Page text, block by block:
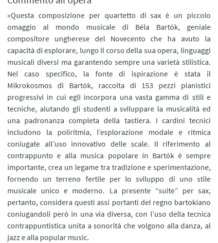
«Questa composizione per quartetto di sax è un piccolo
omaggio al mondo musicale di Béla Bartók, geniale
compositore ungherese del Novecento che ha avuto la
capacità di esplorare, lungo il corso della sua opera, linguaggi
musicali diversi ma garantendo sempre una varietà stilistica.
Nel caso specifico, la fonte di ispirazione è stata il
Mikrokosmos di Bartók, raccolta di 153 pezzi pianistici
progressivi in cui egli incorpora una vasta gamma di stili e
tecniche, aiutando gli studenti a sviluppare la musicalità ed
una padronanza completa della tastiera. I cardini tecnici
includono la poliritmia, l’esplorazione modale e ritmica
coniugate all’uso innovativo delle scale. Il riferimento al
contrappunto e alla musica popolare in Bartók è sempre
importante, crea un legame tra tradizione e sperimentazione,
fornendo un terreno fertile per lo sviluppo di uno stile
musicale unico e moderno. La presente “suite” per sax,
pertanto, considera questi assi portanti del regno bartokiano
coniugandoli però in una via diversa, con l’uso della tecnica
contrappuntistica unita a sonorità che volgono alla danza, al
jazz e alla popular music.